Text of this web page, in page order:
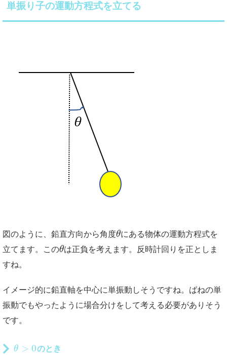
単振り子の運動方程式を立てる
図のように、鉛直方向から角度θにある物体の運動方程式を
立てます。このθは正負を考えます。反時計回りを正としま
すね。
イメージ的に鉛直軸を中心に単振動しそうですね。ばねの単
振動でもやったように場合分けをして考える必要がありそう
です。
θ > 0のとき